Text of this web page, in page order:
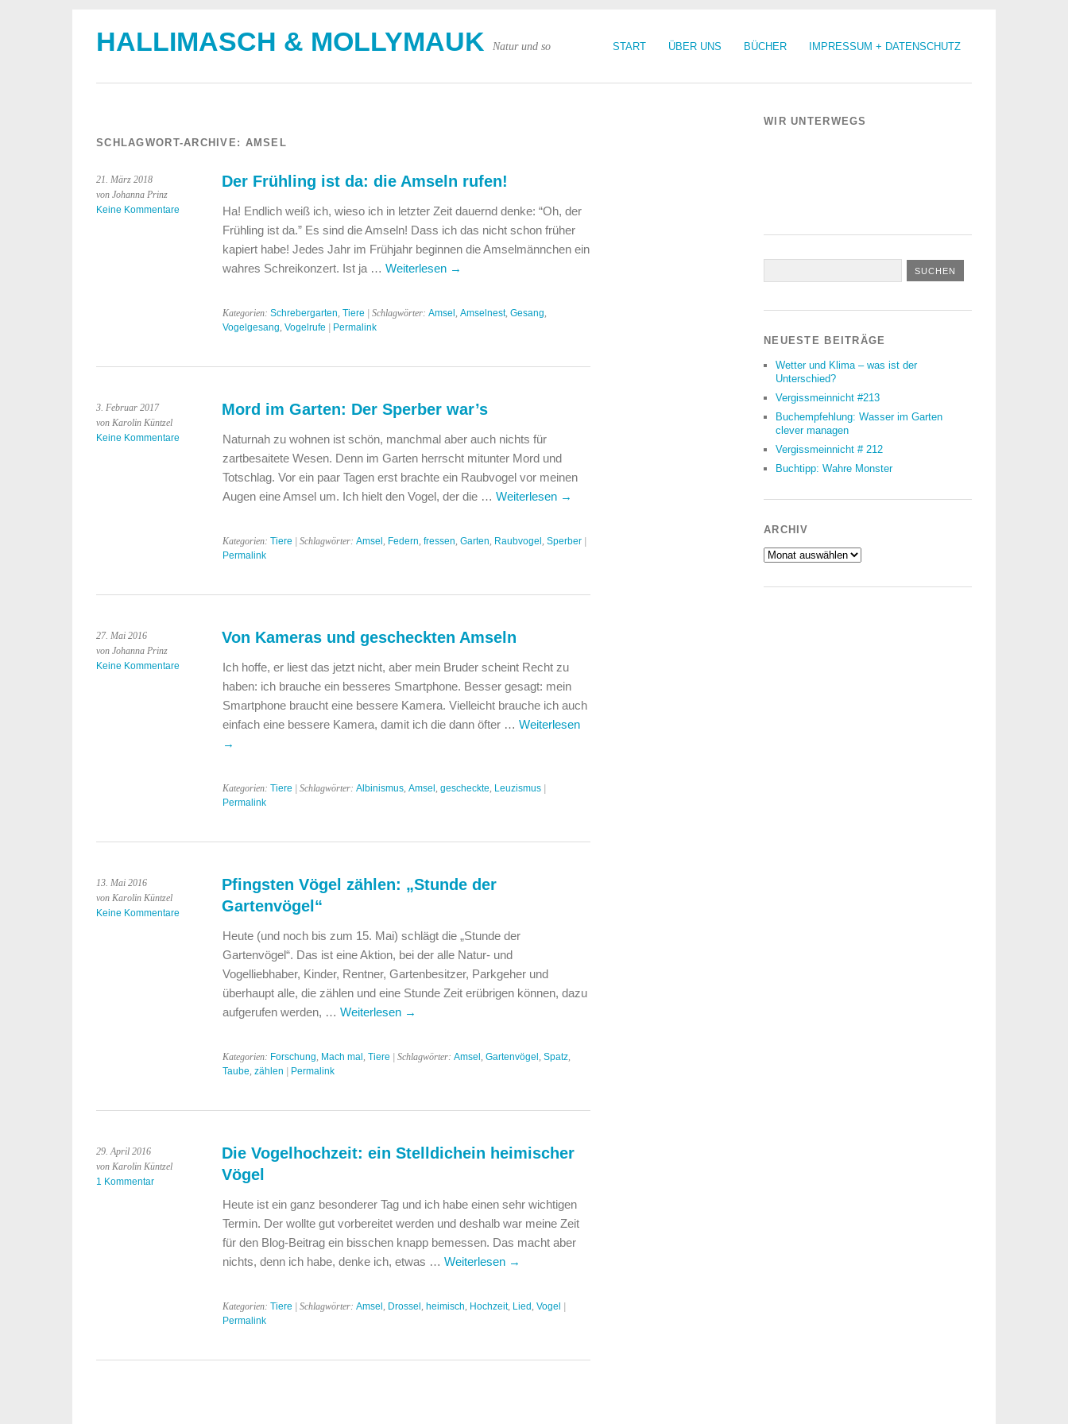
START ÜBER UNS BÜCHER IMPRESSUM + DATENSCHUTZ
HALLIMASCH & MOLLYMAUK Natur und so
SCHLAGWORT-ARCHIVE: AMSEL
21. März 2018
von Johanna Prinz
Keine Kommentare
Der Frühling ist da: die Amseln rufen!
Ha! Endlich weiß ich, wieso ich in letzter Zeit dauernd denke: “Oh, der
Frühling ist da.” Es sind die Amseln! Dass ich das nicht schon früher
kapiert habe! Jedes Jahr im Frühjahr beginnen die Amselmännchen ein
wahres Schreikonzert. Ist ja … Weiterlesen →
Kategorien: Schrebergarten, Tiere | Schlagwörter: Amsel , Amselnest, Gesang,
Vogelgesang, Vogelrufe Permalink
3. Februar 2017
von Karolin Küntzel
Keine Kommentare
Mord im Garten: Der Sperber war’s
Naturnah zu wohnen ist schön, manchmal aber auch nichts für
zartbesaitete Wesen. Denn im Garten herrscht mitunter Mord und
Totschlag. Vor ein paar Tagen erst brachte ein Raubvogel vor meinen
Augen eine Amsel um. Ich hielt den Vogel, der die … Weiterlesen →
Kategorien: Tiere | Schlagwörter: Amsel , Federn, fressen, Garten, Raubvogel , Sperber|
Permalink
27. Mai 2016
von Johanna Prinz
Keine Kommentare
Von Kameras und gescheckten Amseln
Ich hoffe, er liest das jetzt nicht, aber mein Bruder scheint Recht zu
haben: ich brauche ein besseres Smartphone. Besser gesagt: mein
Smartphone braucht eine bessere Kamera. Vielleicht brauche ich auch
einfach eine bessere Kamera, damit ich die dann öfter … Weiterlesen
→
Kategorien: Tiere | Schlagwörter: Albinismus, Amsel , gescheckte, Leuzismus|
Permalink
13. Mai 2016
von Karolin Küntzel
Keine Kommentare
Pfingsten Vögel zählen: „Stunde der
Gartenvögel“
Heute (und noch bis zum 15. Mai) schlägt die „Stunde der
Gartenvögel“. Das ist eine Aktion, bei der alle Natur- und
Vogelliebhaber, Kinder, Rentner, Gartenbesitzer, Parkgeher und
überhaupt alle, die zählen und eine Stunde Zeit erübrigen können, dazu
aufgerufen werden, … Weiterlesen →
Kategorien: Forschung, Mach mal , Tiere | Schlagwörter: Amsel , Gartenvögel , Spatz,
Taube, zählen Permalink
29. April 2016
von Karolin Küntzel
1 Kommentar
Die Vogelhochzeit: ein Stelldichein heimischer
Vögel
Heute ist ein ganz besonderer Tag und ich habe einen sehr wichtigen
Termin. Der wollte gut vorbereitet werden und deshalb war meine Zeit
für den Blog-Beitrag ein bisschen knapp bemessen. Das macht aber
nichts, denn ich habe, denke ich, etwas … Weiterlesen →
Kategorien: Tiere | Schlagwörter: Amsel , Drossel , heimisch, Hochzeit, Lied , Vogel
Permalink
WIR UNTERWEGS
NEUESTE BEITRÄGE
Wetter und Klima – was ist der
Unterschied?
Vergissmeinnicht #213
Buchempfehlung: Wasser im Garten
clever managen
Vergissmeinnicht # 212
Buchtipp: Wahre Monster
ARCHIV
Archiv